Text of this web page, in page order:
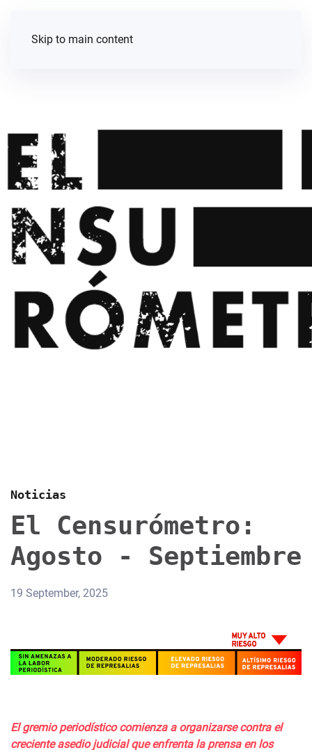
Skip to main content
Noticias
El Censurómetro:
Agosto - Septiembre
19 September, 2025
El gremio periodístico comienza a organizarse contra el
creciente asedio judicial que enfrenta la prensa en los